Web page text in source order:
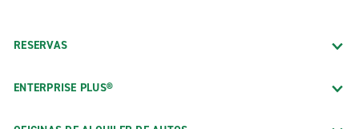
RESERVAS
ENTERPRISE PLUS®